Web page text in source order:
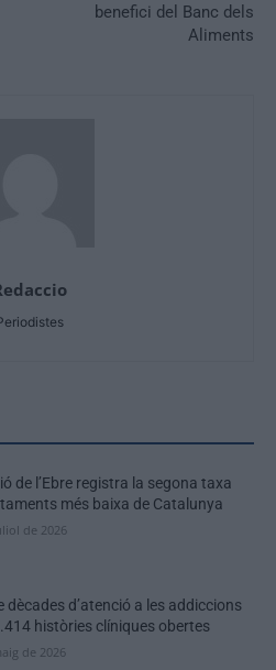
benefici del Banc dels
Aliments
de l’Ebre registra la segona taxa
més baixa de Catalunya
de 2026
dècades d’atenció a les addiccions
històries clíniques obertes
de 2026